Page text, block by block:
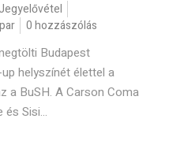
Jegyelővétel
0 hozzászólás
Budapest
helyszínét élettel a
a BuSH. A Carson Coma
Sisi...